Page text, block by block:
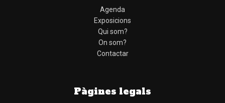
Agenda
Exposicions
Qui som?
On som?
Contactar
Pàgines legals